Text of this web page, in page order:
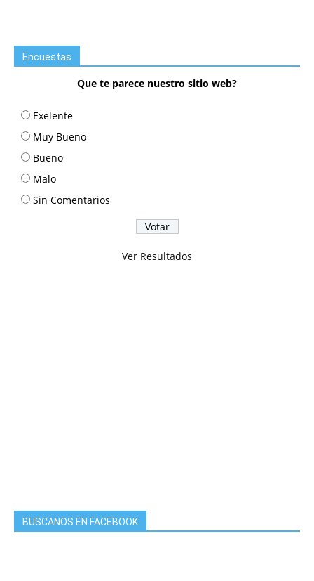
Encuestas
Que te parece nuestro sitio web?
Exelente
Muy Bueno
Bueno
Malo
Sin Comentarios
Ver Resultados
BUSCANOS EN FACEBOOK